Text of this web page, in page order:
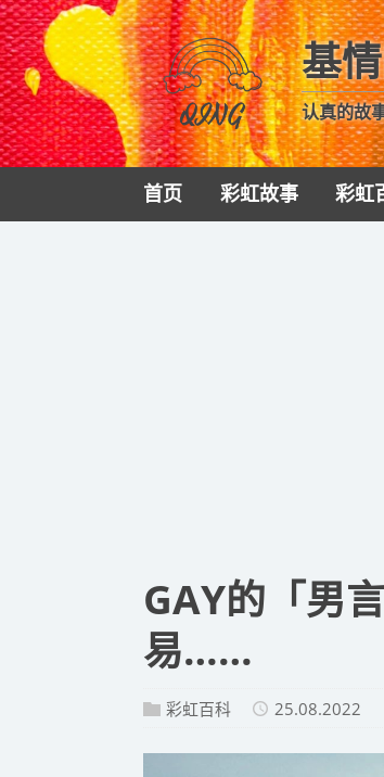
基
认真的故
首页 彩虹故事 彩虹
GAY的「男
易……
彩虹百科 25.08.2022